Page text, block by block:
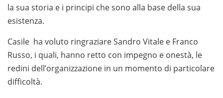
la sua storia e i principi che sono alla base della sua
esistenza.
Casile ha voluto ringraziare Sandro Vitale e Franco
Russo, i quali, hanno retto con impegno e onestà, le
redini dell’organizzazione in un momento di particolare
difficoltà.